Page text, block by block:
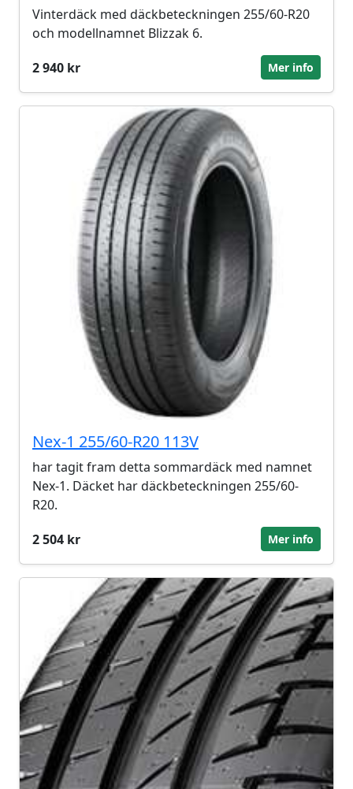
Vinterdäck med däckbeteckningen 255/60-R20
och modellnamnet Blizzak 6.
2 940 kr
Mer info
Nex-1 255/60-R20 113V
har tagit fram detta sommardäck med namnet
Nex-1. Däcket har däckbeteckningen 255/60-
R20.
2 504 kr
Mer info